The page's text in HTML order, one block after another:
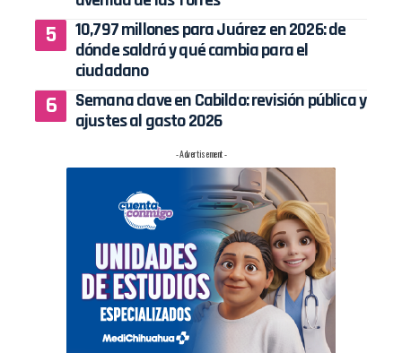
10,797 millones para Juárez en 2026: de
dónde saldrá y qué cambia para el
ciudadano
Semana clave en Cabildo: revisión pública y
ajustes al gasto 2026
- Advertisement -